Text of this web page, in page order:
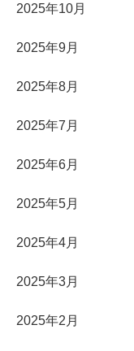
2025年10月
2025年9月
2025年8月
2025年7月
2025年6月
2025年5月
2025年4月
2025年3月
2025年2月